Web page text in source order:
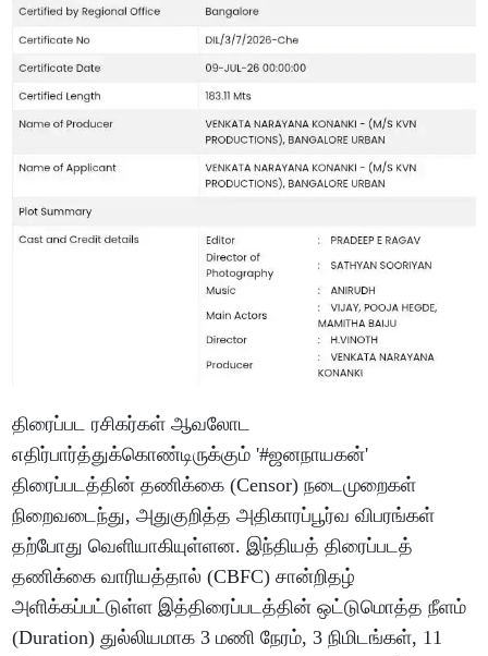
திரைப்பட ரசிகர்கள் ஆவலோட
எதிர்பார்த்துக்கொண்டிருக்கும் '#ஜனநாயகன்'
திரைப்படத்தின் தணிக்கை (Censor) நடைமுறைகள்
நிறைவடைந்து, அதுகுறித்த அதிகாரப்பூர்வ விபரங்கள்
தற்போது வெளியாகியுள்ளன. இந்தியத் திரைப்படத்
தணிக்கை வாரியத்தால் (CBFC) சான்றிதழ்
அளிக்கப்பட்டுள்ள இத்திரைப்படத்தின் ஒட்டுமொத்த நீளம்
(Duration) துல்லியமாக 3 மணி நேரம், 3 நிமிடங்கள், 11